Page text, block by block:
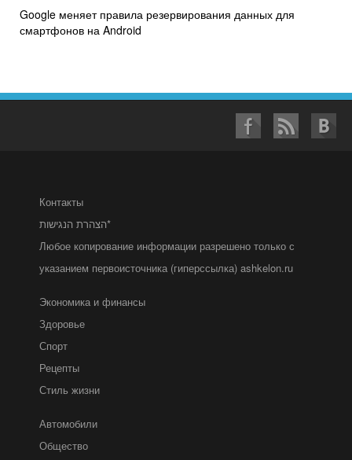
Google меняет правила резервирования данных для
смартфонов на Android
Контакты
הצהרת הנגישות*
Любое копирование информации разрешено только с
указанием первоисточника (гиперссылка) ashkelon.ru
Экономика и финансы
Здоровье
Спорт
Рецепты
Стиль жизни
Автомобили
Общество